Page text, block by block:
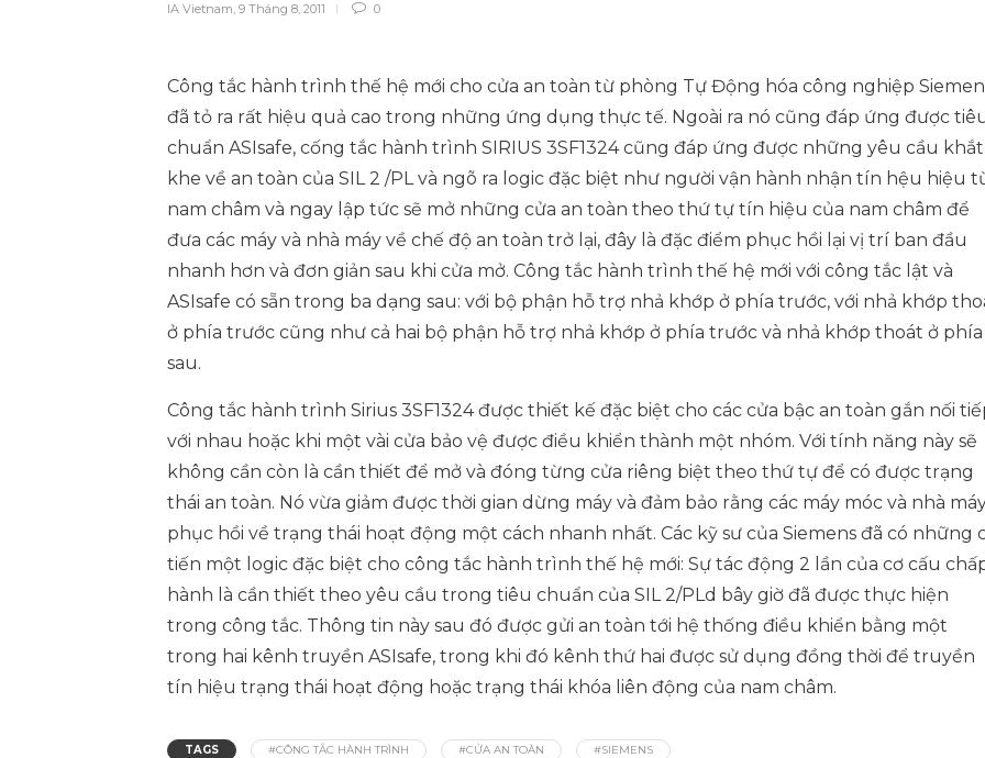
IA Vietnam, 9 Tháng 8, 2011 0
Công tắc hành trình thế hệ mới cho cửa an toàn từ phòng Tự Động hóa công nghiệp
đã tỏ ra rất hiệu quả cao trong những ứng dụng thực tế. Ngoài ra nó cũng đáp ứng được
chuẩn ASIsafe, cống tắc hành trình SIRIUS 3SF1324 cũng đáp ứng được những yêu cầu khắt
khe về an toàn của SIL 2 /PL và ngõ ra logic đặc biệt như người vận hành nhận tín hệu hiệu
nam châm và ngay lập tức sẽ mở những cửa an toàn theo thứ tự tín hiệu của nam châm để
đưa các máy và nhà máy về chế độ an toàn trở lại, đây là đặc điểm phục hồi lại vị trí ban đầu
nhanh hơn và đơn giản sau khi cửa mở. Công tắc hành trình thế hệ mới với công tắc lật và
ASIsafe có sẵn trong ba dạng sau: với bộ phận hỗ trợ nhả khớp ở phía trước, với nhả khớp
ở phía trước cũng như cả hai bộ phận hỗ trợ nhả khớp ở phía trước và nhả khớp thoát ở phía
sau.
Công tắc hành trình Sirius 3SF1324 được thiết kế đặc biệt cho các cửa bậc an toàn gắn nối
với nhau hoặc khi một vài cửa bảo vệ được điều khiển thành một nhóm. Với tính năng này sẽ
không cần còn là cần thiết để mở và đóng từng cửa riêng biệt theo thứ tự để có được trạng
thái an toàn. Nó vừa giảm được thời gian dừng máy và đảm bảo rằng các máy móc và nhà
phục hồi về trạng thái hoạt động một cách nhanh nhất. Các kỹ sư của Siemens đã có những
tiến một logic đặc biệt cho công tắc hành trình thế hệ mới: Sự tác động 2 lần của cơ cấu
hành là cần thiết theo yêu cầu trong tiêu chuẩn của SIL 2/PLd bây giờ đã được thực hiện
trong công tắc. Thông tin này sau đó được gửi an toàn tới hệ thống điều khiển bằng một
trong hai kênh truyền ASIsafe, trong khi đó kênh thứ hai được sử dụng đồng thời để truyền
tín hiệu trạng thái hoạt động hoặc trạng thái khóa liên động của nam châm.
TAGS #CÔNG TẮC HÀNH TRÌNH #CỬA AN TOÀN #SIEMENS